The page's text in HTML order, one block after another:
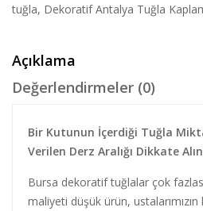
tuğla, Dekoratif Antalya Tuğla
Açıklama
Değerlendirmeler (0)
Bir Kutunun İçerdiği Tuğla
Verilen Derz Aralığı Dikkate
Bursa dekoratif tuğlalar çok
maliyeti düşük ürün,